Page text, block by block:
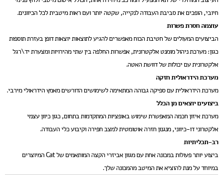
03-5571555
חיובי, הופכים את סביבת העבודה לנקייה, שקטה יותר ועם ראות מיטבית לכל הכיוונים.
עוצמה חסרת פשרות
הביצועים המעולים של חטיבת הכוח מאפשרים להגיע לתוצאות יוצאות דופן בעזרת תוספות
כגון: מערכת ניהול מומנט אלקטרונית, אפשרות החלפה בין שתי מהירויות ומצערת יד\רגל
אלקטרונית עם יכולות של דוושת האטה.
מערכת הידראולית חזקה
מערכת הידראולית עם ספיקה גבוהה המתאימה לשימושים הדורשים מאמץ הידראולי מירבי.
ביצועים יוצאים מן הכלל
מערכת איזון חכמה המאפשרת שימוש באופציות המתקדמות בתחום, כגון כיוון עצמי
אלקטרוני דו-כיווני, מנגנון חזרה אוטומטית למצב חפירה וקיבוע כלי העבודה.
רב-תכליתיות
ביצוע יותר פעולות במכונה אחת עם מגוון אביזרי הקצה המותאמים של Cat המיוצרים
במיוחד על מנת להוציא את המיטב מהמכונה שלך.